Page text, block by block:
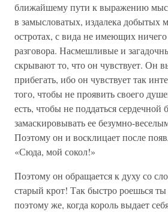
ближайшему пути к выражению
в замысловатых, издалека добытых
остротах, с вида не имеющих
разговора. Насмешливые и
скрывают то, что он чувствует. Он
прибегать, ибо он чувствует так
того, чтобы не проявить своего
есть, чтобы не поддаться сердечной
замаскировывать ее безумно-
Поэтому он и восклицает после
«Сюда, мой сокол!»
Поэтому он обращается к духу со
старый крот! Так быстро роешься
поэтому же, когда король выдает